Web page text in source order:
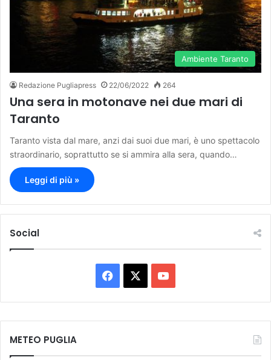
Ambiente Taranto
Redazione Pugliapress 22/06/2022 264
Una sera in motonave nei due mari di
Taranto
Taranto vista dal mare, anzi dai suoi due mari, è uno spettacolo
straordinario, soprattutto se si ammira alla sera, quando…
Leggi di più »
Social
a
c
o
u
METEO PUGLIA